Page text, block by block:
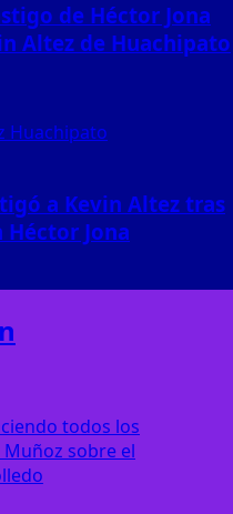
de Héctor Jona
Altez de Huachipato
a Kevin Altez tras
Jona